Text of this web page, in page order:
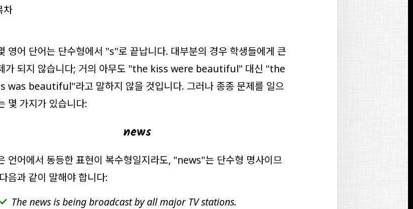
차
영어 단어는 단수형에서 "s"로 끝납니다. 대부분의 경우 학생들에게 큰
가 되지 않습니다; 거의 아무도 "the kiss were beautiful" 대신 "the
was beautiful"라고 말하지 않을 것입니다. 그러나 종종 문제를 일으
몇 가지가 있습니다:
news
언어에서 동등한 표현이 복수형일지라도, "news"는 단수형 명사이므
음과 같이 말해야 합니다:
The news is being broadcast by all major TV stations.